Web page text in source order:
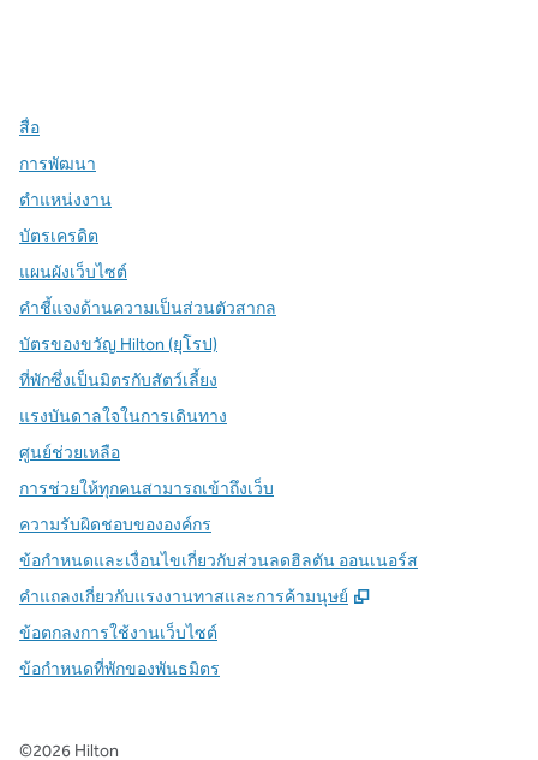
สื่อ
การพัฒนา
ตำแหน่งงาน
บัตรเครดิต
แผนผังเว็บไซต์
คำชี้แจงด้านความเป็นส่วนตัวสากล
บัตรของขวัญ Hilton (ยุโรป)
ที่พักซึ่งเป็นมิตรกับสัตว์เลี้ยง
แรงบันดาลใจในการเดินทาง
ศูนย์ช่วยเหลือ
การช่วยให้ทุกคนสามารถเข้าถึงเว็บ
ความรับผิดชอบขององค์กร
ข้อกำหนดและเงื่อนไขเกี่ยวกับส่วนลดฮิลตัน ออนเนอร์ส
คําแถลงเกี่ยวกับแรงงานทาสและการค้ามนุษย์
,
ข้อตกลงการใช้งานเว็บไซต์
ข้อกําหนดที่พักของพันธมิตร
©2026 Hilton